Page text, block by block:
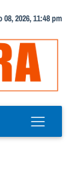
2026, 11:48 pm